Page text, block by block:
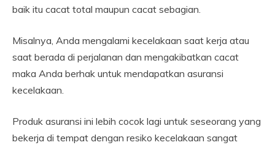
baik itu cacat total maupun cacat sebagian.
Misalnya, Anda mengalami kecelakaan saat kerja atau
saat berada di perjalanan dan mengakibatkan cacat
maka Anda berhak untuk mendapatkan asuransi
kecelakaan.
Produk asuransi ini lebih cocok lagi untuk seseorang yang
bekerja di tempat dengan resiko kecelakaan sangat